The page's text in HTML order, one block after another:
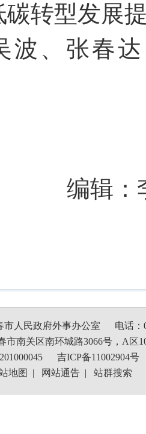
碳转型发展
波、张春
编辑
市人民政府外事办公室
电话：
市南关区南环城路3066号，A区
吉ICP备11002904号
地图 | 网站通告 | 站群搜索